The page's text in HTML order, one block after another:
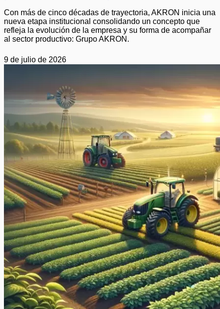
Con más de cinco décadas de trayectoria, AKRON inicia una
nueva etapa institucional consolidando un concepto que
refleja la evolución de la empresa y su forma de acompañar
al sector productivo: Grupo AKRON.
9 de julio de 2026